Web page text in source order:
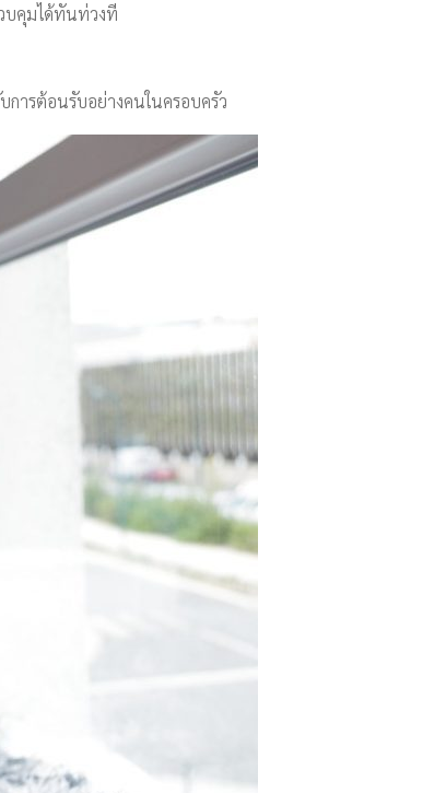
บคุมได้ทันท่วงที
การต้อนรับอย่างคนในครอบครัว